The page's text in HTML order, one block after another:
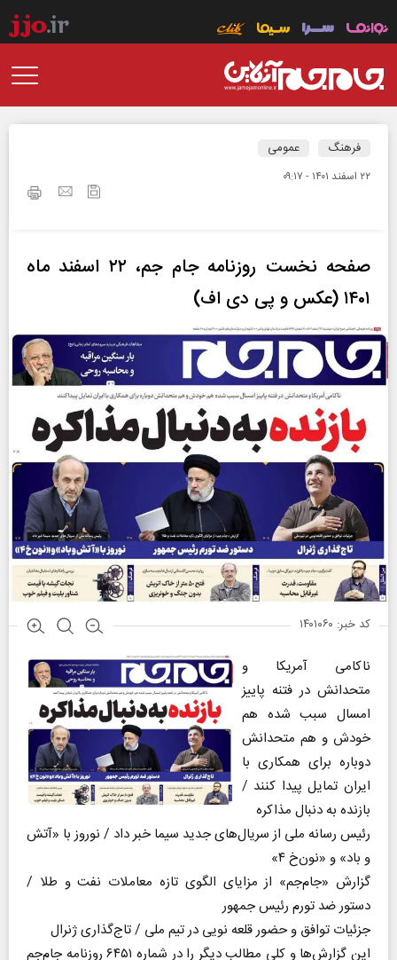
فرهنگ عمومی
۲۲ اسفند ۱۴۰۱ - ۰۹:۱۷
صفحه نخست روزنامه جام جم، ۲۲ اسفند ماه
۱۴۰۱ (عکس و پی دی اف)
کد خبر: ۱۴۰۱۰۶۰
ناکامی آمریکا و
متحدانش در فتنه پاییز
امسال سبب شده هم
خودش و هم متحدانش
دوباره برای همکاری با
ایران تمایل پیدا کنند /
بازنده به دنبال مذاکره
رئیس رسانه ملی از سریال‌های جدید سیما خبر داد / نوروز با «آتش
و باد» و «نون‌خ ۴»
گزارش «جام‌جم» از مزایای الگوی تازه معاملات نفت و طلا /
دستور ضد تورم رئیس جمهور
جزئیات توافق و حضور قلعه نویی در تیم ملی / تاج‌گذاری ژنرال
این گزارش‌ها و کلی مطالب دیگر را در شماره ۶۴۵۱ روزنامه جام‌جم